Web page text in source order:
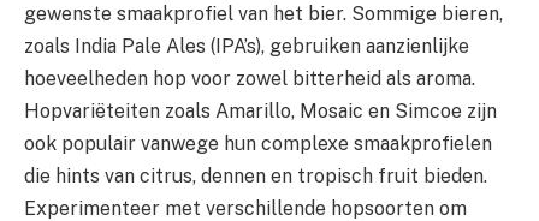
gewenste smaakprofiel van het bier. Sommige bieren,
zoals India Pale Ales (IPA’s), gebruiken aanzienlijke
hoeveelheden hop voor zowel bitterheid als aroma.
Hopvariëteiten zoals Amarillo, Mosaic en Simcoe zijn
ook populair vanwege hun complexe smaakprofielen
die hints van citrus, dennen en tropisch fruit bieden.
Experimenteer met verschillende hopsoorten om